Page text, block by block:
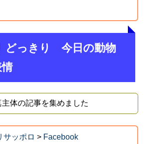
どっきり 今日の動物
体の記事を集めました
サッポロ > Facebook